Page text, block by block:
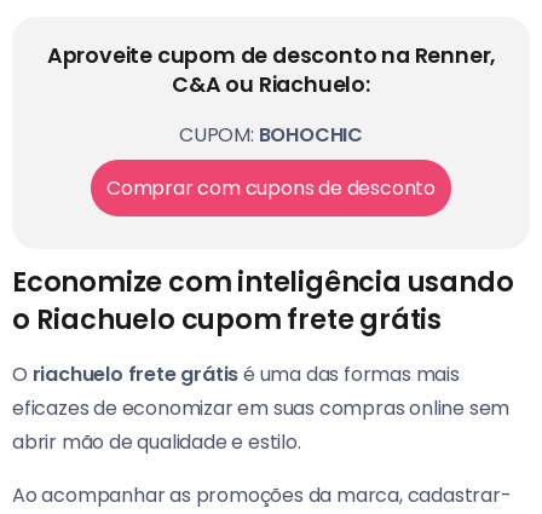
Aproveite cupom de desconto na Renner,
C&A ou Riachuelo:
CUPOM: BOHOCHIC
Comprar com cupons de desconto
Economize com inteligência usando
o Riachuelo cupom frete grátis
O riachuelo frete grátisé uma das formas mais
eficazes de economizar em suas compras online sem
abrir mão de qualidade e estilo.
Ao acompanhar as promoções da marca, cadastrar-